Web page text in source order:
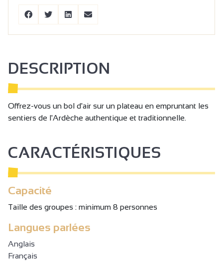
DESCRIPTION
Offrez-vous un bol d'air sur un plateau en empruntant les
sentiers de l'Ardèche authentique et traditionnelle.
CARACTÉRISTIQUES
Capacité
Taille des groupes : minimum 8 personnes
Langues parlées
Anglais
Français